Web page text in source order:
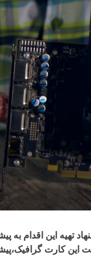
تهیه این اقدام به
کارت